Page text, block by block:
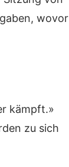
wovor
kämpft.»
zu sich